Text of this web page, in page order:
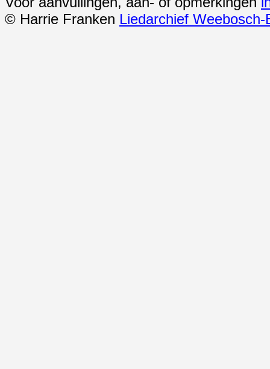
© Harrie Franken Liedarchief Weebosch-